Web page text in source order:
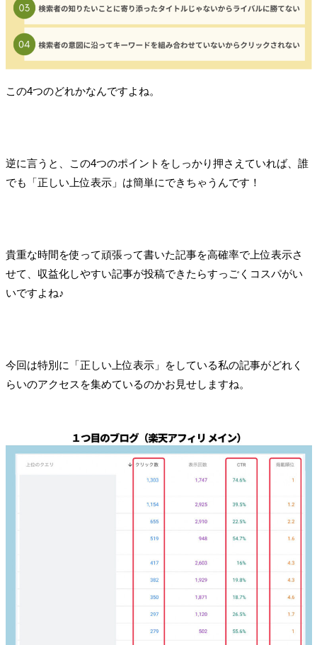
この4つのどれかなんですよね。
逆に言うと、この4つのポイントをしっかり押さえていれば、誰
でも「正しい上位表示」は簡単にできちゃうんです！
貴重な時間を使って頑張って書いた記事を高確率で上位表示さ
せて、収益化しやすい記事が投稿できたらすっごくコスパがい
いですよね♪
今回は特別に「正しい上位表示」をしている私の記事がどれく
らいのアクセスを集めているのかお見せしますね。